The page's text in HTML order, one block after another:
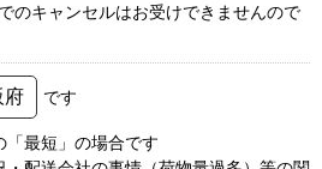
のキャンセルはお受けできませんので
府 です
最短」の場合です